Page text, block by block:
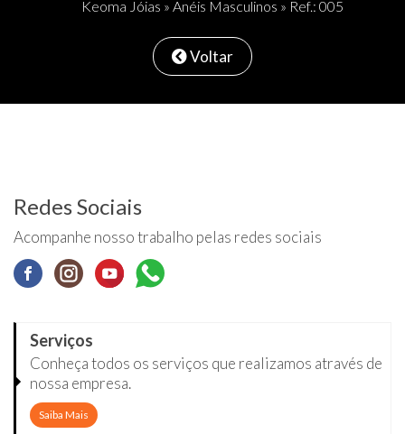
Keoma Jóias » Anéis Masculinos » Ref.: 005
Voltar
Redes Sociais
Acompanhe nosso trabalho pelas redes sociais
Serviços
Conheça todos os serviços que realizamos através de
nossa empresa.
Saiba Mais